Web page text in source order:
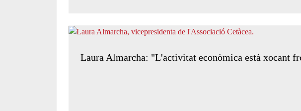
Laura Almarcha: "L'activitat econòmica està xocant